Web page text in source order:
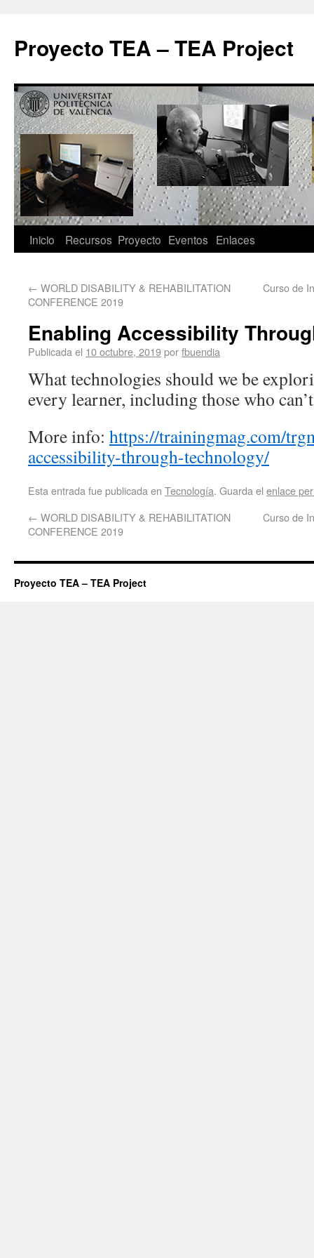
Proyecto TEA – TEA Project
Inicio Recursos Proyecto Eventos Enlaces
← WORLD DISABILITY & REHABILITATION
CONFERENCE 2019
Curso de
Enabling Accessibility
Publicada el 10 octubre, 2019porfbuendia
What technologies should we be
every learner, including those who
More info: https://trainingmag.com/
accessibility-through-technology/
Esta entrada fue publicada en Tecnología. Guarda el enlace
← WORLD DISABILITY & REHABILITATION
CONFERENCE 2019
Curso de
Proyecto TEA – TEA Project